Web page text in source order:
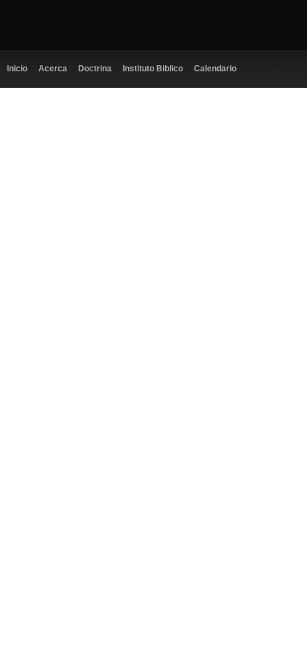
Inicio Acerca Doctrina Instituto Biblico Calendario